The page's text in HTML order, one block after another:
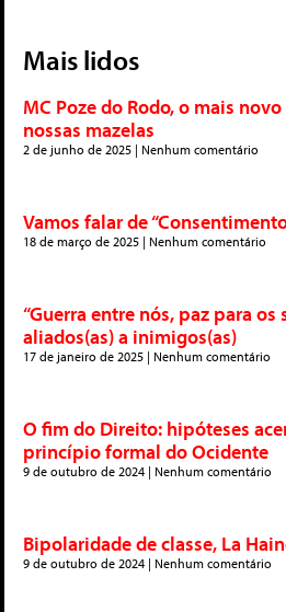
Mais lidos
MC Poze do Rodo, o mais
nossas mazelas
2 de junho de 2025 Nenhum comentário
Vamos falar de
18 de março de 2025 Nenhum comentário
“Guerra entre nós, paz para os
aliados(as) a inimigos(as)
17 de janeiro de 2025 Nenhum comentário
O fim do Direito: hipóteses
princípio formal do Ocidente
9 de outubro de 2024 Nenhum comentário
Bipolaridade de classe, La
9 de outubro de 2024 Nenhum comentário